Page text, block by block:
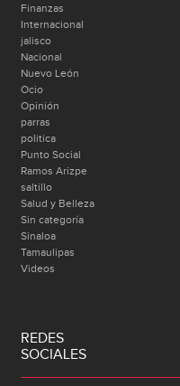
Finanzas
Internacional
jalisco
Nacional
Nuevo León
Ocio
Opinión
parras
politica
Punto Social
Ramos Arizpe
saltillo
Salud y Belleza
Sin categoría
Sinaloa
Tamaulipas
Videos
REDES
SOCIALES